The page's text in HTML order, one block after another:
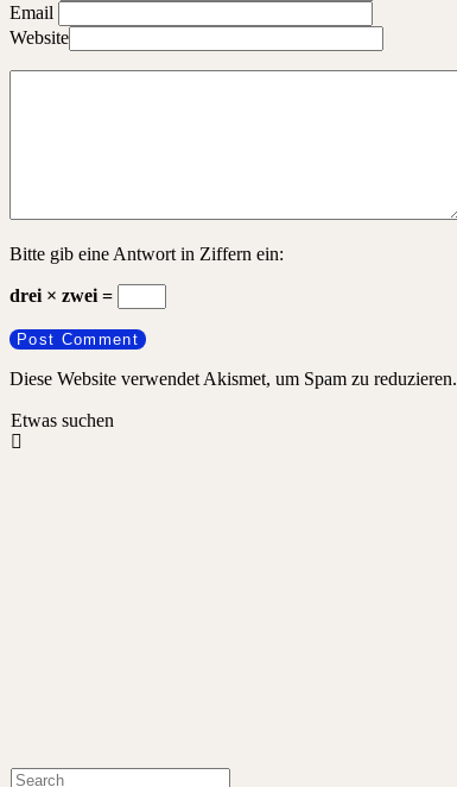
Email
Website
Bitte gib eine Antwort in Ziffern ein:
drei × zwei =
Diese Website verwendet Akismet, um Spam zu reduzieren.
Etwas suchen